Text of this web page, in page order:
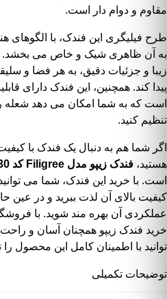
مقاوم و دوام دار است.
طرح فیلیگری این فندک، با الگوهای
به آن ظاهری شیک و خاص می بخشد.
زیبا و جزئیات دقیق، به هر فضا و
پیدا کند. همچنین، این فندک دارای
است که به شما امکان می دهد شعله
تنظیم کنید.
اگر شما هم به دنبال یک فندک با
هستید، فندک زیپو مدل Filigree کد 28530
است. با خرید این فندک، شما می
کیفیت بالای آن لذت ببرید و در عین
عملکردی آن بهره مند شوید. با
خرید فندک زیپو همچنان آسان و
توانید با اطمینان کامل این محصول را
توضیحات تکمیلی